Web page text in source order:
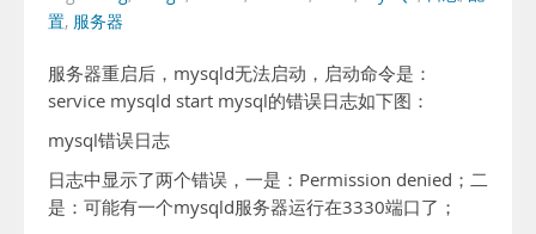
置, 服务器
服务器重启后，mysqld无法启动，启动命令是：
service mysqld start mysql的错误日志如下图：
mysql错误日志
日志中显示了两个错误，一是：Permission denied；二
是：可能有一个mysqld服务器运行在3330端口了；